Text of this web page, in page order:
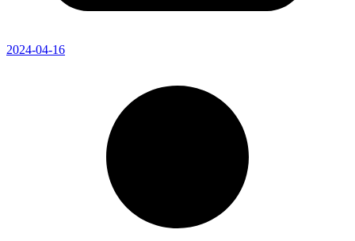
2024-04-16